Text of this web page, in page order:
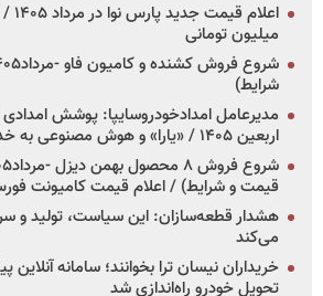
میلیون تومانی
شرایط)
اربعین ۱۴۰۵ / «یارا» و هوش مصنوعی به خدمت زائران آمد
قیمت و شرایط) / اعلام قیمت کامیونت فورس ۳.۸ تن
هشدار قطعه‌سازان: این سیاست، تولید و
می‌کند
خریداران نیسان ترا بخوانند؛ سامانه آنلاین
تحویل خودرو راه‌اندازی شد